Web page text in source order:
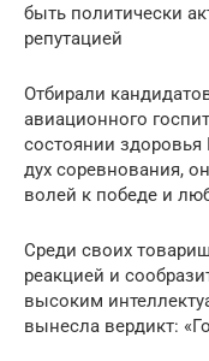
быть политически
репутацией
Отбирали
авиационного
состоянии здоровья
дух соревнования,
волей к победе и
Среди своих
реакцией и
высоким
вынесла вердикт: